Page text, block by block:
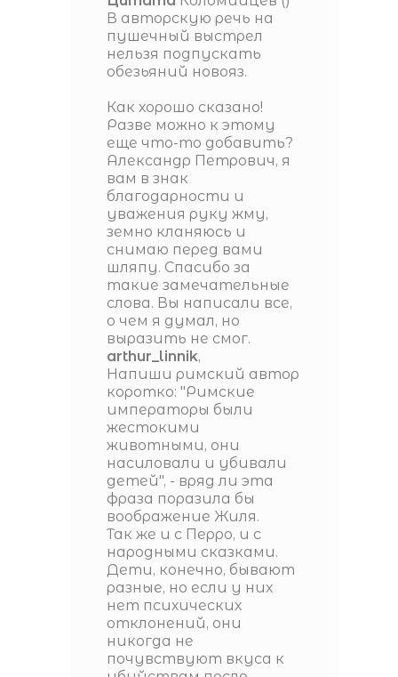
В авторскую речь на
пушечный выстрел
нельзя подпускать
обезьяний новояз.
Как хорошо сказано!
Разве можно к этому
еще что-то добавить?
Александр Петрович, я
вам в знак
благодарности и
уважения руку жму,
земно кланяюсь и
снимаю перед вами
шляпу. Спасибо за
такие замечательные
слова. Вы написали все,
о чем я думал, но
выразить не смог.
arthur_linnik,
Напиши римский автор
коротко: "Римские
императоры были
жестокими
животными, они
насиловали и убивали
детей", - вряд ли эта
фраза поразила бы
воображение Жиля.
Так же и с Перро, и с
народными сказками.
Дети, конечно, бывают
разные, но если у них
нет психических
отклонений, они
никогда не
почувствуют вкуса к